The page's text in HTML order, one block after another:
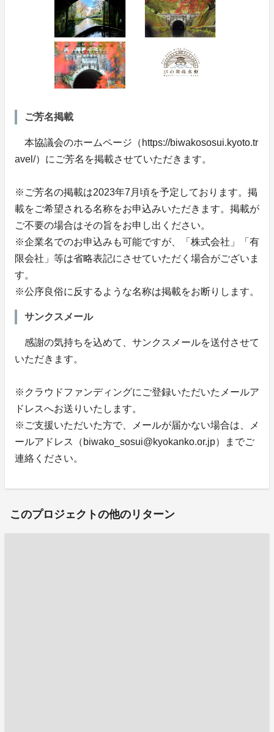
ご芳名掲載
本協議会のホームページ（https://biwakososui.kyoto.tr
avel/）にご芳名を掲載させていただきます。
※ご芳名の掲載は2023年7月頃を予定しております。掲
載をご希望される名称をお申込みいただきます。掲載が
ご不要の場合はその旨をお申し出ください。
※企業名でのお申込みも可能ですが、「株式会社」「有
限会社」等は省略表記にさせていただく場合がございま
す。
※公序良俗に反するような名称は掲載をお断りします。
サンクスメール
感謝の気持ちを込めて、サンクスメールを送付させて
いただきます。
※クラウドファンディングにご登録いただいたメールア
ドレスへお送りいたします。
※ご支援いただいた方で、メールが届かない場合は、メ
ールアドレス（biwako_sosui@kyokanko.or.jp）までご
連絡ください。
このプロジェクトの他のリターン